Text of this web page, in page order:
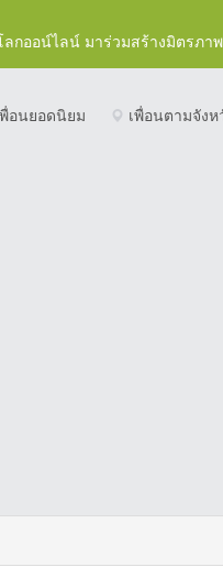
กออน์ไลน์ มาร่วมสร้างมิตรภาพ
พื่อนยอดนิยม เพื่อนตามจังห